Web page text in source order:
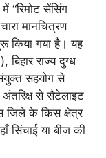
“रिमोट सेंसिंग
मानचित्रण
गया है। यह
बिहार राज्य दुग्ध
सहयोग से
से सैटेलाइट
जिले के किस क्षेत्र
सिंचाई या बीज की